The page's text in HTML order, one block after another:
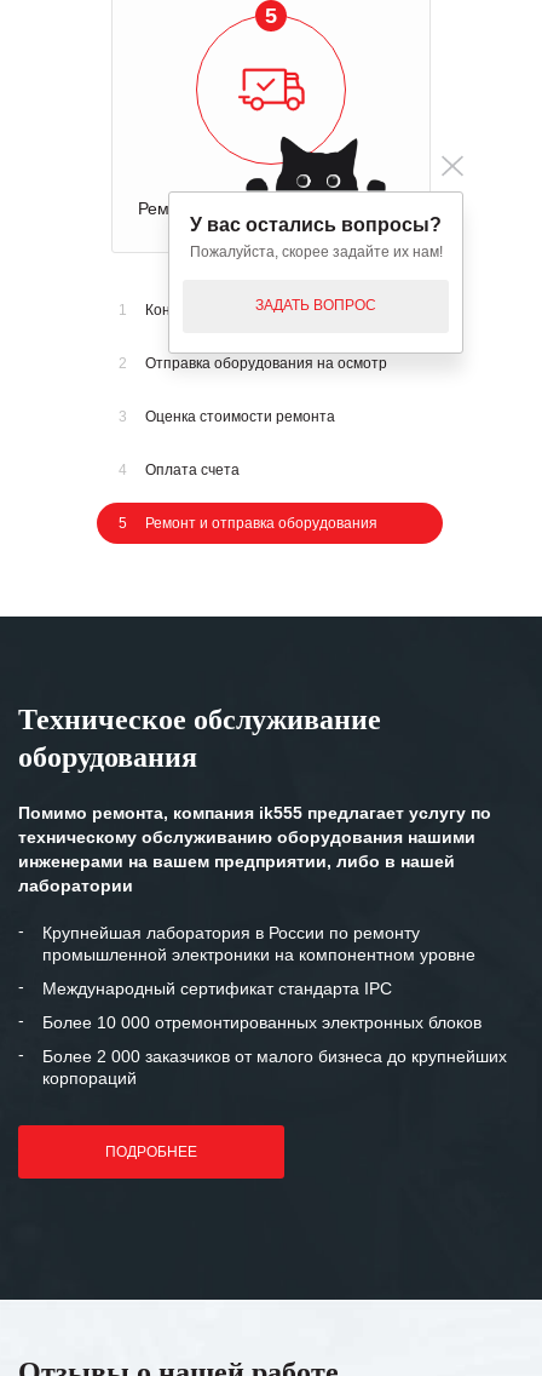
5
Ремонт и отправка оборудования
1 Консультация по телефону
2 Отправка оборудования на осмотр
3 Оценка стоимости ремонта
4 Оплата счета
5 Ремонт и отправка оборудования
Техническое обслуживание
оборудования
Помимо ремонта, компания ik555 предлагает услугу по
техническому обслуживанию оборудования нашими
инженерами на вашем предприятии, либо в нашей
лаборатории
Крупнейшая лаборатория в России по ремонту
промышленной электроники на компонентном уровне
Международный сертификат стандарта IPC
Более 10 000 отремонтированных электронных блоков
Более 2 000 заказчиков от малого бизнеса до крупнейших
корпораций
ПОДРОБНЕЕ
У вас остались вопросы?
Пожалуйста, скорее задайте их нам!
ЗАДАТЬ ВОПРОС